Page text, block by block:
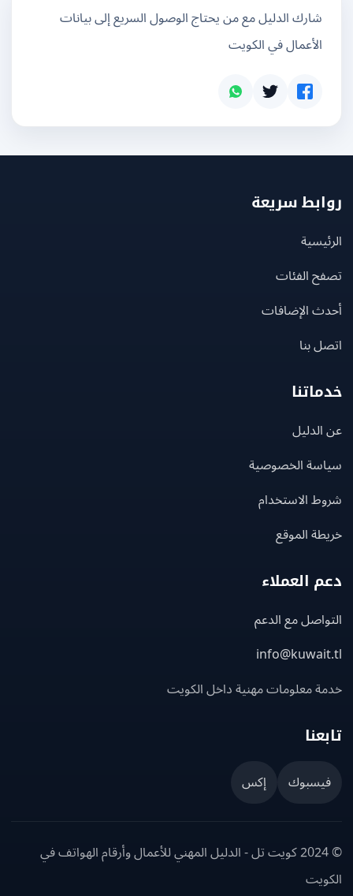
شارك الدليل مع من يحتاج الوصول السريع إلى بيانات
الأعمال في الكويت
سريعة
الفئات
الإضافات
بنا
الخصوصية
الاستخدام
الموقع
العملاء
مع الدعم
معلومات مهنية داخل الكويت
إكس
© 2024 كويت تل - الدليل المهني للأعمال وأرقام الهواتف في